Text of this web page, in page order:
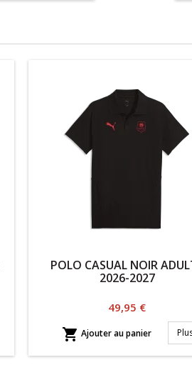
POLO CASUAL NOIR
2026-2027
Prix
49,95 €
 Ajouter au panier